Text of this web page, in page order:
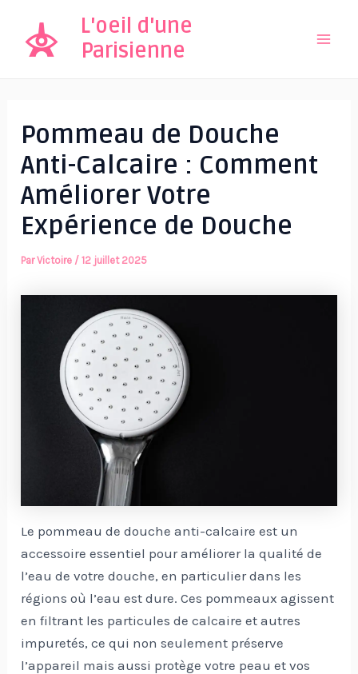
contenu
L'oeil d'une
Parisienne
Pommeau de Douche
Anti-Calcaire : Comment
Améliorer Votre
Expérience de Douche
ParVictoire /12 juillet 2025
Le pommeau de douche anti-calcaire est un
accessoire essentiel pour améliorer la qualité de
l’eau de votre douche, en particulier dans les
régions où l’eau est dure. Ces pommeaux agissent
en filtrant les particules de calcaire et autres
impuretés, ce qui non seulement préserve
l’appareil mais aussi protège votre peau et vos